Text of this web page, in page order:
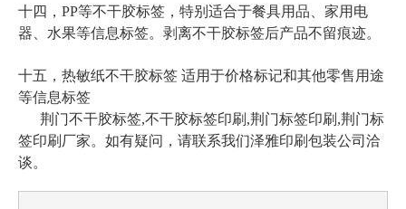
十四，PP等不干胶标签，特别适合于餐具用品、家用电
器、水果等信息标签。剥离不干胶标签后产品不留痕迹。
十五，热敏纸不干胶标签 适用于价格标记和其他零售用途
等信息标签
荆门不干胶标签,不干胶标签印刷,荆门标签印刷,荆门标
签印刷厂家。如有疑问，请联系我们泽雅印刷包装公司洽
谈。